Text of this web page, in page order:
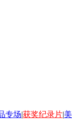
专场|获奖纪录片|